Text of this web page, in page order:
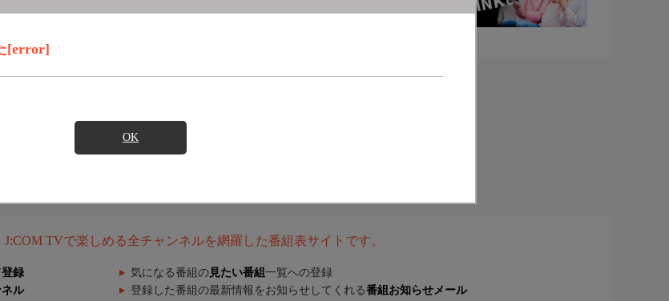
[error]
OK
TVで楽しめる全チャンネルを網羅した番組表サイトです。
録 気になる番組の 見たい番組 一覧への登録
ル 登録した番組の最新情報をお知らせしてくれる番組お知らせメール